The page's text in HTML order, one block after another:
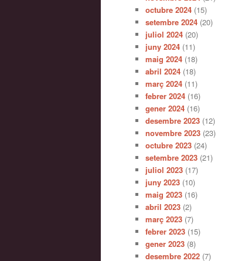
octubre 2024 (15)
setembre 2024 (20)
juliol 2024 (20)
juny 2024 (11)
maig 2024 (18)
abril 2024 (18)
març 2024 (11)
febrer 2024 (16)
gener 2024 (16)
desembre 2023 (12)
novembre 2023 (23)
octubre 2023 (24)
setembre 2023 (21)
juliol 2023 (17)
juny 2023 (10)
maig 2023 (16)
abril 2023 (2)
març 2023 (7)
febrer 2023 (15)
gener 2023 (8)
desembre 2022 (7)